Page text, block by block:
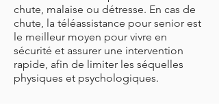
chute, malaise ou détresse. En cas de
chute, la téléassistance pour senior est
le meilleur moyen pour vivre en
sécurité et assurer une intervention
rapide, afin de limiter les séquelles
physiques et psychologiques.